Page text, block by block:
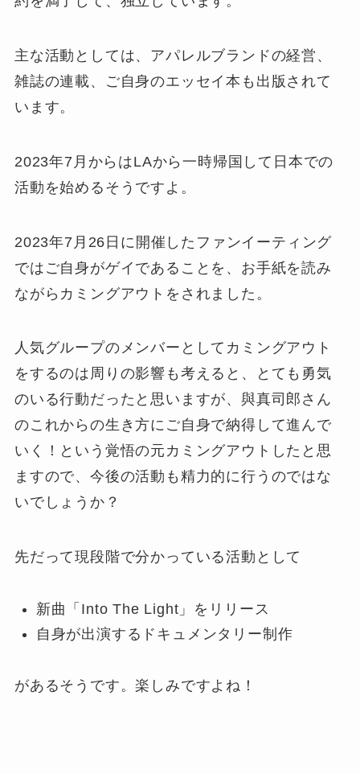
主な活動としては、アパレルブランドの経営、
雑誌の連載、ご自身のエッセイ本も出版されて
います。
2023年7月からはLAから一時帰国して日本での
活動を始めるそうですよ。
2023年7月26日に開催したファンイーティング
ではご自身がゲイであることを、お手紙を読み
ながらカミングアウトをされました。
人気グループのメンバーとしてカミングアウト
をするのは周りの影響も考えると、とても勇気
のいる行動だったと思いますが、與真司郎さん
のこれからの生き方にご自身で納得して進んで
いく！という覚悟の元カミングアウトしたと思
ますので、今後の活動も精力的に行うのではな
いでしょうか？
先だって現段階で分かっている活動として
新曲「Into The Light」をリリース
自身が出演するドキュメンタリー制作
があるそうです。楽しみですよね！